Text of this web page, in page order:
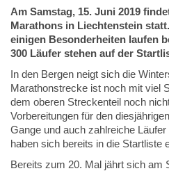
Am Samstag, 15. Juni 2019
Marathons in Liechtenstein
einigen Besonderheiten laufen
300 Läufer stehen auf der
In den Bergen neigt sich die
Marathonstrecke ist noch mit viel
dem oberen Streckenteil noch
Vorbereitungen für den
Gange und auch zahlreiche
haben sich bereits in die Startliste
Bereits zum 20. Mal jährt sich am